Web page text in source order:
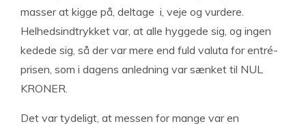
masser at kigge på, deltage i, veje og vurdere.
Helhedsindtrykket var, at alle hyggede sig, og ingen
kedede sig, så der var mere end fuld valuta for entré-
prisen, som i dagens anledning var sænket til NUL
KRONER.
Det var tydeligt, at messen for mange var en